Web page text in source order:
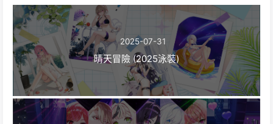
2025-07-31
晴天冒險 (2025泳裝)